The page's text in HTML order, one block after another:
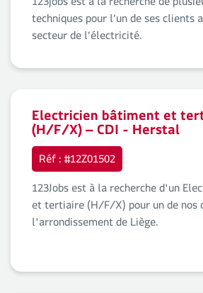
techniques pour l’un de ses clients
secteur de l’électricité.
Electricien bâtiment et
(H/F/X) – CDI - Herstal
Réf : #12Z01502
123Jobs est à la recherche d'un
et tertiaire (H/F/X) pour un de nos
l'arrondissement de Liège.